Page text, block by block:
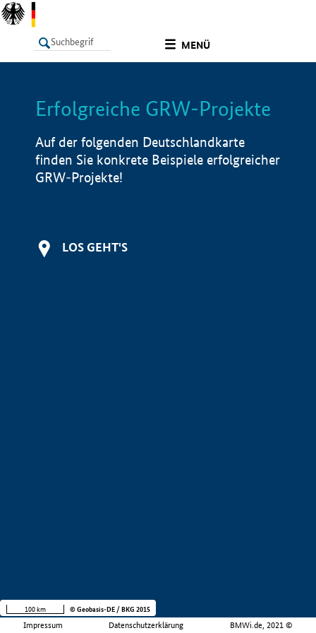
MENÜ
LISTE Info
Erfolgreiche GRW-Projekte
Auf der folgenden Deutschlandkarte
finden Sie konkrete Beispiele erfolgreicher
GRW-Projekte!
LOS GEHT'S
Impressum Datenschutzerklärung BMWi.de, 2021 ©
100 km © Geobasis-DE / BKG 2015